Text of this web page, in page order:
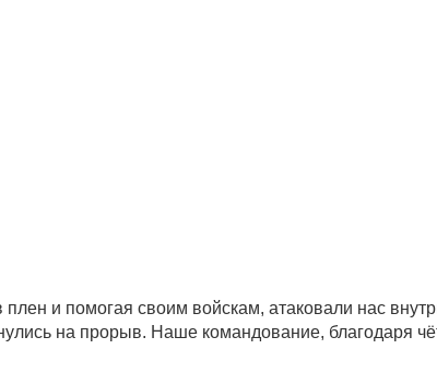
и помогая своим войскам, атаковали нас
на прорыв. Наше командование, благодаря